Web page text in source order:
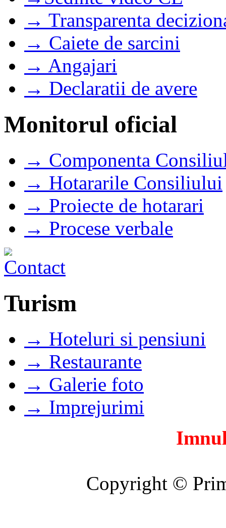
→ Transparenta
→ Caiete de sarcini
→ Angajari
→ Declaratii de avere
Monitorul oficial
→ Componenta
→ Hotararile Consiliului
→ Proiecte de hotarari
→ Procese verbale
Turism
→ Hoteluri si pensiuni
→ Restaurante
→ Galerie foto
→ Imprejurimi
Copyright ©